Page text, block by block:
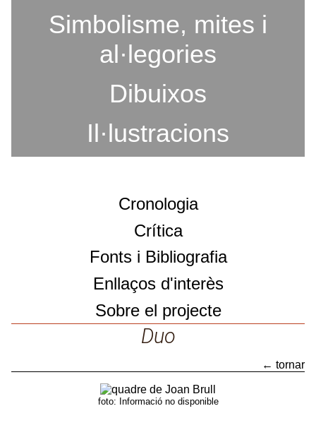
Simbolisme, mites i
al·legories
Dibuixos
Il·lustracions
Cronologia
Crítica
Fonts i Bibliografia
Enllaços d'interès
Sobre el projecte
Sobre el projecte
Duo
← tornar
Duo
foto: Informació no disponible